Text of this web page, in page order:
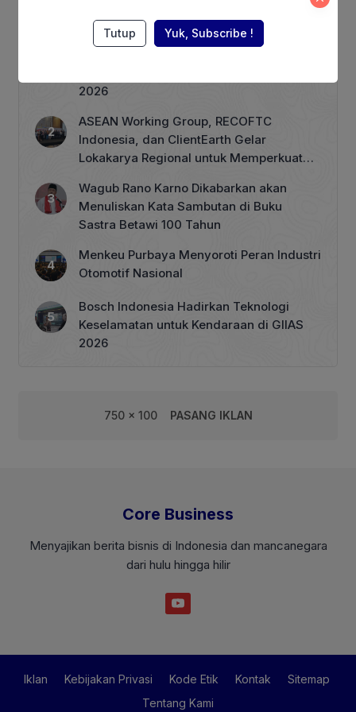
Berita Terpopuler
2026
ASEAN Working Group, RECOFTC
Indonesia, dan ClientEarth Gelar
Lokakarya Regional untuk Memperkuat
Wagub Rano Karno Dikabarkan akan
Menuliskan Kata Sambutan di Buku
Sastra Betawi 100 Tahun
Menkeu Purbaya Menyoroti Peran Industri
Otomotif Nasional
Bosch Indonesia Hadirkan Teknologi
Keselamatan untuk Kendaraan di GIIAS
2026
750 x 100 PASANG IKLAN
Core Business
Menyajikan berita bisnis di Indonesia dan mancanegara
dari hulu hingga hilir
Iklan Kebijakan Privasi Kode Etik Kontak
Sitemap
Tentang Kami
Tutup Yuk, Subscribe !